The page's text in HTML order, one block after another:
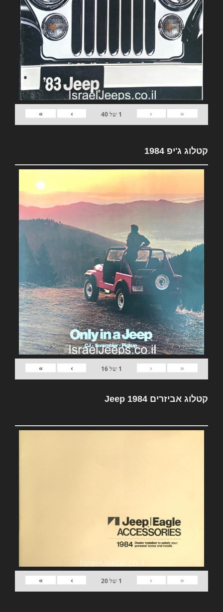
«
‹
1 של40
›
»
קטלוג ג'יפ 1984
«
‹
1 של16
›
»
קטלוג אביזרים Jeep 1984
«
‹
1 של20
›
»